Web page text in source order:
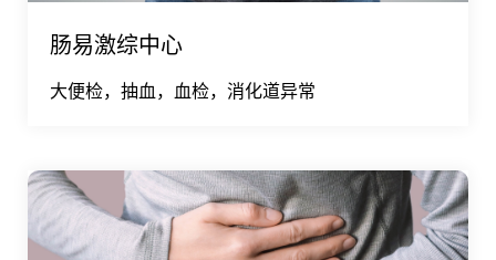
肠易激综中心
大便检，抽血，血检，消化道异常